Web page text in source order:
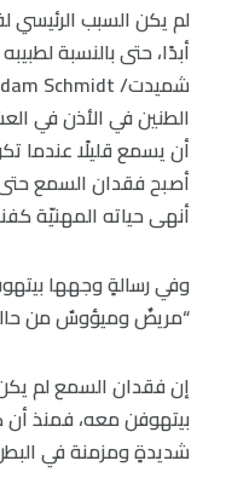
لم يكن السبب
أبدًا، حتى بالنسبة
الطنين في الأذن في
أن يسمع قليلًا عندما
أصبح فقدان السمع حتى
أنهى حياته المهنيّة
وفي رسالةٍ وجهها
“مريضٌ وميؤوسٌ من
إن فقدان السمع لم
شديدةٍ ومزمنة في